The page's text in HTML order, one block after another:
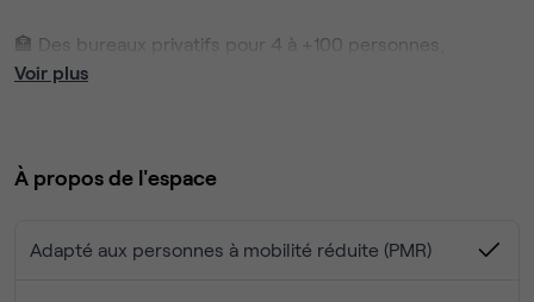
🏣 Des bureaux privatifs pour 4 à +100 personnes,
entièrement personnalisables, accessibles 365/24/7
🖥️ Des espaces de coworking pour vos collaborateurs
🏞️ Un rooftop panoramique sur toute la ville pour vous
Voir plus
À propos de l'espace
Adapté aux personnes à mobilité réduite (PMR)